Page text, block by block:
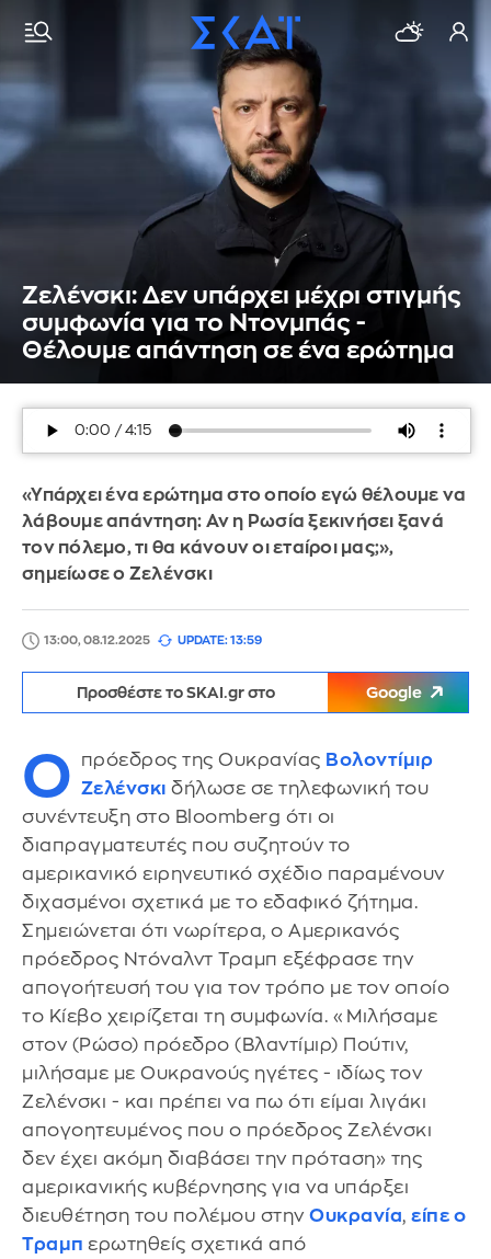
Ζελένσκι: Δεν υπάρχει μέχρι στιγμής
συμφωνία για το Ντονμπάς -
Θέλουμε απάντηση σε ένα ερώτημα
«Υπάρχει ένα ερώτημα στο οποίο εγώ θέλουμε να
λάβουμε απάντηση: Αν η Ρωσία ξεκινήσει ξανά
τον πόλεμο, τι θα κάνουν οι εταίροι μας;»,
σημείωσε ο Ζελένσκι
13:00, 08.12.2025 UPDATE: 13:59
Προσθέστε το SKAI.gr στο Google
Ο πρόεδρος της Ουκρανίας Βολοντίμιρ
Ζελένσκι δήλωσε σε τηλεφωνική του
συνέντευξη στο Bloomberg ότι οι
διαπραγματευτές που συζητούν το
αμερικανικό ειρηνευτικό σχέδιο παραμένουν
διχασμένοι σχετικά με το εδαφικό ζήτημα.
Σημειώνεται ότι νωρίτερα, ο Αμερικανός
πρόεδρος Ντόναλντ Τραμπ εξέφρασε την
απογοήτευσή του για τον τρόπο με τον οποίο
το Κίεβο χειρίζεται τη συμφωνία. «Μιλήσαμε
στον (Ρώσο) πρόεδρο (Βλαντίμιρ) Πούτιν,
μιλήσαμε με Ουκρανούς ηγέτες - ιδίως τον
Ζελένσκι - και πρέπει να πω ότι είμαι λιγάκι
απογοητευμένος που ο πρόεδρος Ζελένσκι
δεν έχει ακόμη διαβάσει την πρόταση» της
αμερικανικής κυβέρνησης για να υπάρξει
διευθέτηση του πολέμου στην Ουκρανία, είπε ο
Τραμπ ερωτηθείς σχετικά από